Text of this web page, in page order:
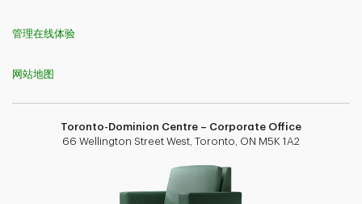
管理在线体验
网站地图
Toronto-Dominion Centre – Corporate Office
66 Wellington Street West, Toronto, ON M5K 1A2